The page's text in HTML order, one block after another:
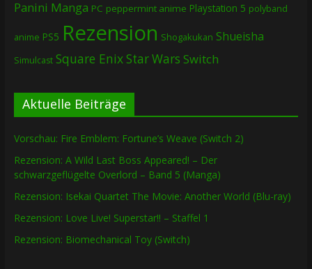
Panini Manga PC peppermint anime Playstation 5 polyband
anime PS5 Rezension Shogakukan Shueisha
Simulcast Square EnixStar Wars Switch
Aktuelle Beiträge
Vorschau: Fire Emblem: Fortune’s Weave (Switch 2)
Rezension: A Wild Last Boss Appeared! – Der
schwarzgeflügelte Overlord – Band 5 (Manga)
Rezension: Isekai Quartet The Movie: Another World (Blu-ray)
Rezension: Love Live! Superstar!! – Staffel 1
Rezension: Biomechanical Toy (Switch)